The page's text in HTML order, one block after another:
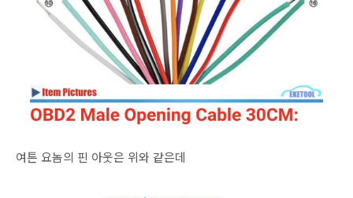
여튼 요놈의 핀 아웃은 위와 같은데